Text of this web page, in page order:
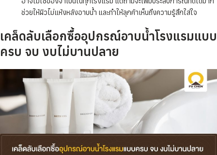
ช่วยให้ผิวไม่แห้งหลังอาบน้ำ และทำให้ลุกค้าเห็นถึงความรู้สึกใส่ใจ
เคล็ดลับเลือกซื้ออุปกรณ์อาบน้ำโรงแรมแบบ
ครบ จบ งบไม่บานปลาย